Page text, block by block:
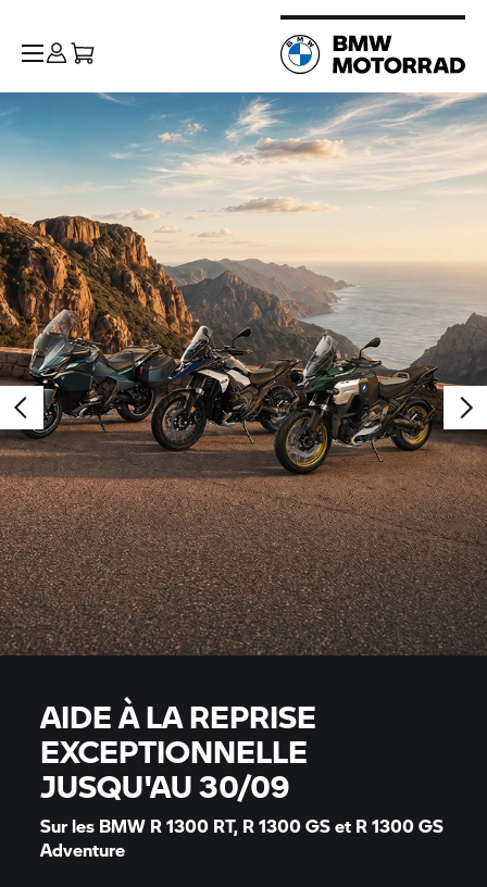
BMW Motorrad
:
Motos,
scooters,
équipements,
AIDE À LA REPRISE
EXCEPTIONNELLE
JUSQU'AU 30/09
Sur les BMW R 1300 RT, R 1300 GS et R 1300 GS
Adventure